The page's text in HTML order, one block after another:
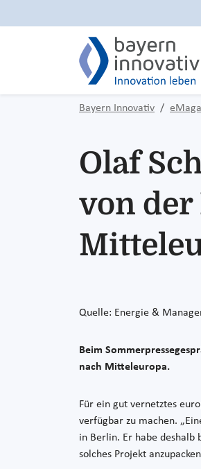
Bayern Innovativ
Olaf
von
Quelle: Energie &
Beim
nach Mitteleuropa.
Für ein gut vernetztes
verfügbar zu machen.
in Berlin. Er habe deshalb
solches Projekt